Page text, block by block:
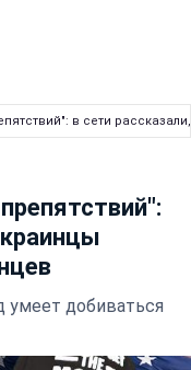
в сети
умеет добиваться